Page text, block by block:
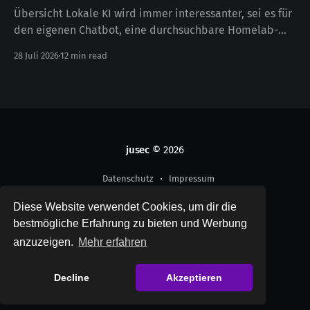
Diese Website verwendet Cookies, um dir die
bestmögliche Erfahrung zu bieten und Werbung
anzuzeigen. Mehr erfahren
Decline Akzeptieren
Übersicht Lokale KI wird immer interessanter, sei es für
den eigenen Chatbot, eine durchsuchbare Homelab-
Administration. Meist landet man dabei aber schnell
28 Juli 202612 min read
jusec© 2026
Datenschutz Impressum
Powered by Ghost